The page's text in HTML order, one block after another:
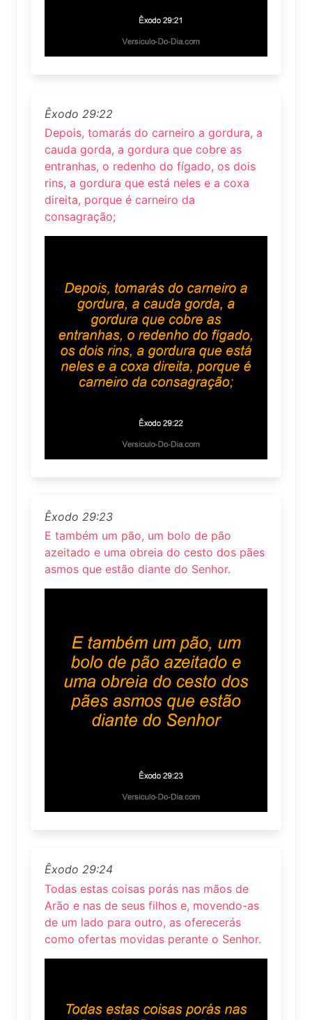
Êxodo 29:22
Depois, tomarás do carneiro a gordura, a
cauda gorda, a gordura que cobre as
entranhas, o redenho do fígado, os dois
rins, a gordura que está neles e a coxa
direita, porque é carneiro da
consagração;
Êxodo 29:23
E também um pão, um bolo de pão
azeitado e uma obreia do cesto dos pães
asmos que estão diante do Senhor.
Êxodo 29:24
Todas estas coisas porás nas mãos de
Arão e nas de seus filhos e, movendo-as
de um lado para outro, as oferecerás
como ofertas movidas perante o Senhor.